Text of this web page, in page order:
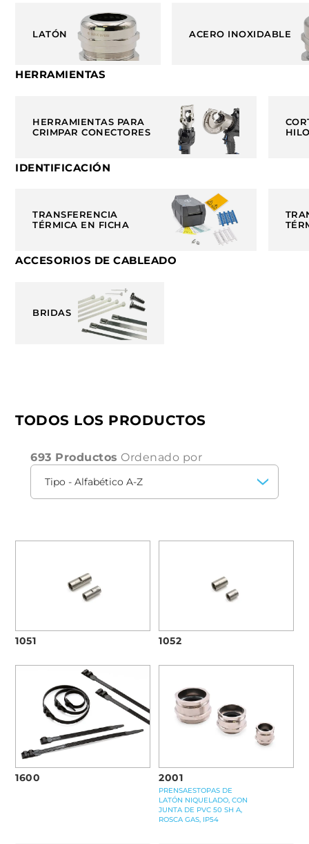
LATÓN ACERO INOXIDABLE
HERRAMIENTAS
HERRAMIENTAS PARA
CRIMPAR CONECTORES
IDENTIFICACIÓN
TRANSFERENCIA
TÉRMICA EN FICHA
ACCESORIOS DE CABLEADO
BRIDAS
TODOS LOS PRODUCTOS
693 Productos Ordenado por
1051 1052
1600 2001
PRENSAESTOPAS DE
LATÓN NIQUELADO, CON
JUNTA DE PVC 50 SH A,
ROSCA GAS, IP54